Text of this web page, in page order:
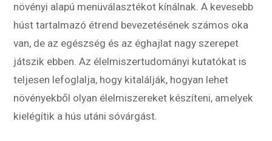
növényi alapú menüválasztékot kínálnak. A kevesebb
húst tartalmazó étrend bevezetésének számos oka
van, de az egészség és az éghajlat nagy szerepet
játszik ebben. Az élelmiszertudományi kutatókat is
teljesen lefoglalja, hogy kitalálják, hogyan lehet
növényekből olyan élelmiszereket készíteni, amelyek
kielégítik a hús utáni sóvárgást.